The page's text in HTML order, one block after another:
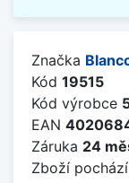
Značka
Kód 19515
Kód výrobce
EAN
Záruka 24
Zboží